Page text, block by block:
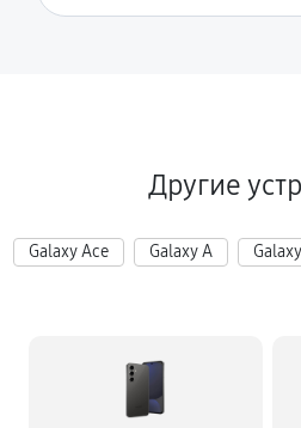
Другие
Galaxy Ace Galaxy A